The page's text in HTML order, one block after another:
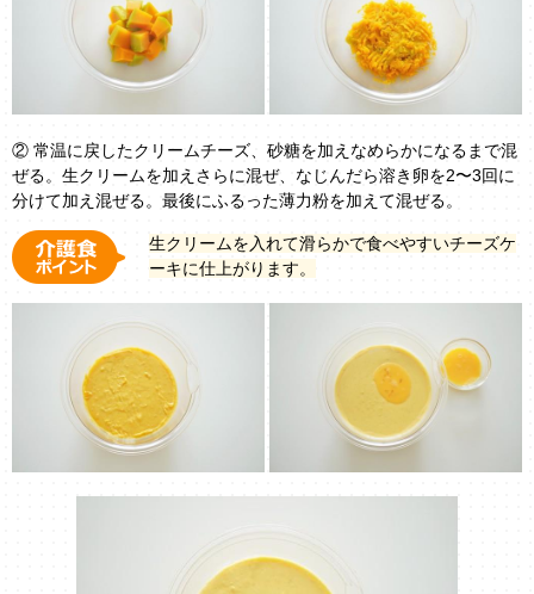
② 常温に戻したクリームチーズ、砂糖を加えなめらかになるまで混
ぜる。生クリームを加えさらに混ぜ、なじんだら溶き卵を2〜3回に
分けて加え混ぜる。最後にふるった薄力粉を加えて混ぜる。
生クリームを入れて滑らかで食べやすいチーズケ
ーキに仕上がります。